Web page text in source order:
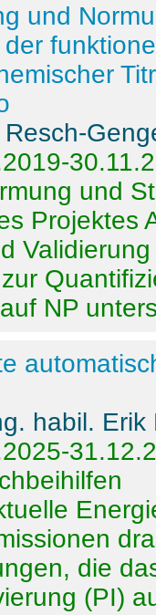
und
und
Projektes
NP
habil. Erik
die
(PI)